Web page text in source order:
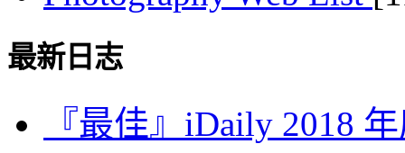
最新日志
『最佳』iDaily 2018